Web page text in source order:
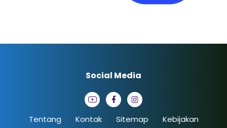
Tentang Kontak Sitemap Kebijakan
Social Media